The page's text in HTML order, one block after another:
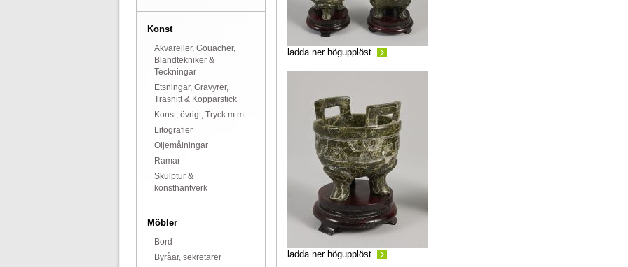
Konst
Akvareller, Gouacher,
Blandtekniker &
Teckningar
Etsningar, Gravyrer,
Träsnitt & Kopparstick
Konst, övrigt, Tryck m.m.
Litografier
Oljemålningar
Ramar
Skulptur &
konsthantverk
Möbler
Bord
Byråar, sekretärer
ladda ner högupplöst
ladda ner högupplöst